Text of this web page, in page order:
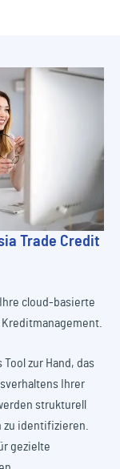
Trade Credit
Ihre cloud-basierte
zur Hand, das
Ihrer
strukturell
identifizieren.
gezielte